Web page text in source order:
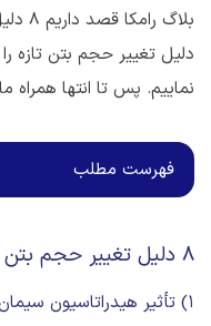
دلیل تغییر حجم بتن تازه
نماییم. پس تا انتها همراه
فهرست مطلب
8 دلیل تغییر حجم بتن سخت شده
1) تأثیر هیدراتاسیون سیمان